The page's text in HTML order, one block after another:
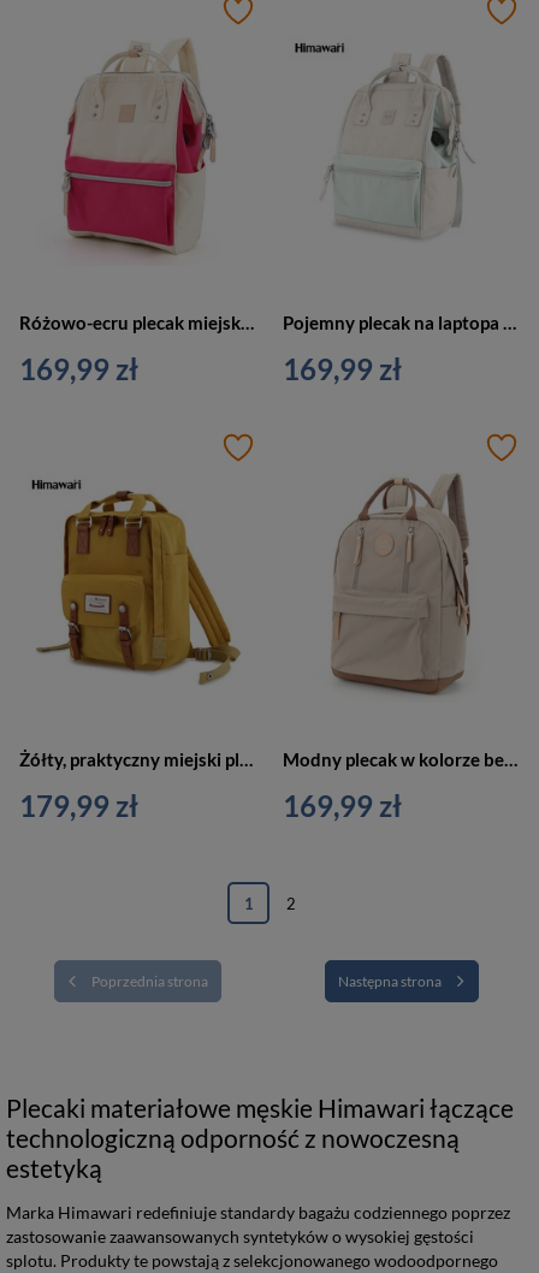
Różowo-ecru plecak miejski z miejscem na laptopa i portem USB - Himawari
169,99 zł
Pojemny plecak na laptopa w kolorze ecru i miętowym z portem USB - Himawari
169,99 zł
179,99 zł 169,99 zł
Poprzednia strona
1 2
Następna strona
Plecaki materiałowe męskie Himawari łączące
technologiczną odporność z nowoczesną
estetyką
Marka Himawari redefiniuje standardy bagażu codziennego poprzez
zastosowanie zaawansowanych syntetyków o wysokiej gęstości
splotu. Produkty te powstają z selekcjonowanego wodoodpornego